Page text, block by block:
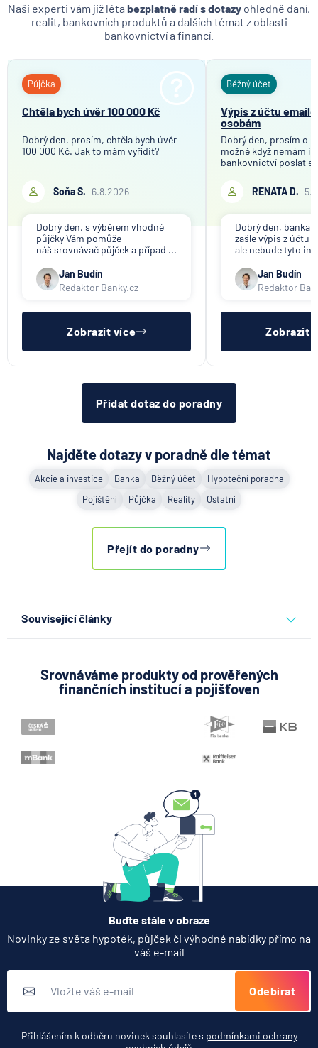
Naši experti vám již léta bezplatně radí s dotazy ohledně daní,
realit, bankovních produktů a dalších témat z oblasti
bankovnictví a financí.
Půjčka
Chtěla bych úvěr 100 000 Kč
Dobrý den, prosím, chtěla bych úvěr
100 000 Kč. Jak to mám vyřídit?
Soňa S. 6.8.2026
Dobrý den, s výběrem vhodné
půjčky Vám pomůže
náš srovnávač půjček a případ ...
Jan Budín
Redaktor Banky.cz
Zobrazit více
Běžný účet
Výpis z účtu
osobám
Dobrý den, prosím o
možné když nemám
bankovnictví poslat
RENATA D.
Dobrý den, banka
zašle výpis z účtu
ale nebude tyto
Jan Budín
Redaktor
Zobrazit
Přidat dotaz do poradny
Najděte dotazy v poradně dle témat
Akcie a investice Banka Běžný účet
Hypoteční poradna
Pojištění
Půjčka Reality Ostatní
Přejít do poradny
Související články
přímo v Partners App
6.8.2026 Daně
Když rozhoduje stres: nové
triky bankovních podvodníků
Partners Banka spouští
termínovaný vklad 4,33 %
p.a. na 6 měsíců
5.8.2026
Jak dnes vykládat výsledky
zátěžových testů ČNB
Zobrazit všechny články
Srovnáváme produkty od prověřených
finančních institucí a pojišťoven
Buďte stále v obraze
Novinky ze světa hypoték, půjček či výhodné nabídky přímo na
váš e-mail
Odebírat
Přihlášením k odběru novinek souhlasíte s podmínkami ochrany